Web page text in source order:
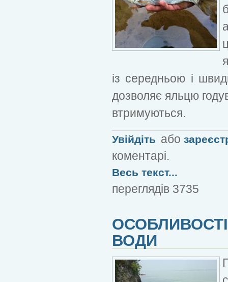
із середньою і
дозволяє яльцю
втримуються.
Увійдіть або
коментарі.
Весь текст...
переглядів 3735
ВОДИ